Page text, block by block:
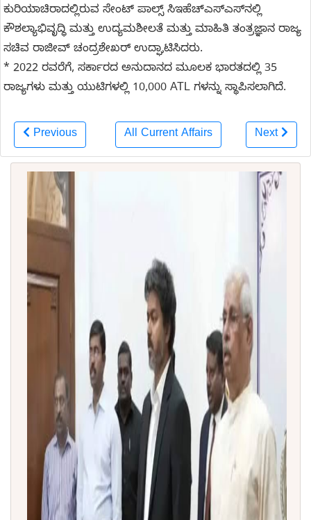
ಕುರಿಯಾಚಿರಾದಲ್ಲಿರುವ ಸೇಂಟ್ ಪಾಲ್ಸ್ ಸಿಇಹೆಚ್‌ಎಸ್‌ಎಸ್‌ನಲ್ಲಿ
ಕೌಶಲ್ಯಾಭಿವೃದ್ಧಿ ಮತ್ತು ಉದ್ಯಮಶೀಲತೆ ಮತ್ತು ಮಾಹಿತಿ ತಂತ್ರಜ್ಞಾನ ರಾಜ್ಯ
ಸಚಿವ ರಾಜೀವ್ ಚಂದ್ರಶೇಖರ್ ಉದ್ಘಾಟಿಸಿದರು.
* 2022 ರವರೆಗೆ, ಸರ್ಕಾರದ ಅನುದಾನದ ಮೂಲಕ ಭಾರತದಲ್ಲಿ 35
ರಾಜ್ಯಗಳು ಮತ್ತು ಯುಟಿಗಳಲ್ಲಿ 10,000 ATL ಗಳನ್ನು ಸ್ಥಾಪಿಸಲಾಗಿದೆ.
Previous All Current Affairs Next